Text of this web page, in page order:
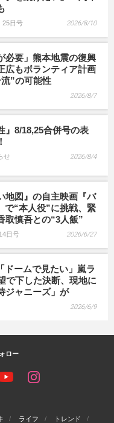
25日号 2026/8/10
必要」熊本地震の復興
広もボランティア計画
”の可能性
2026/8/7
』8/18,25合併号の表
せ 2026/8/4
地図』の自主映画『バ
“本人役”に挑戦、緊
取慎吾との“3人飯”
日号 2026/6/27
ドームで見たい」嵐ラ
で下した決断、現地に
ジャニーズ」が
2026/6/9
ロー
ライフ
トレンド